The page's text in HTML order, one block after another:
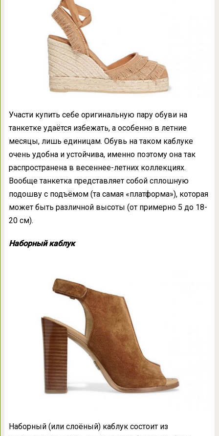
Участи купить себе оригинальную пару обуви на
танкетке удаётся избежать, а особенно в летние
месяцы, лишь единицам. Обувь на таком каблуке
очень удобна и устойчива, именно поэтому она так
распространена в весеннее-летних коллекциях.
Вообще танкетка представляет собой сплошную
подошву с подъёмом (та самая «платформа»), которая
может быть различной высоты (от примерно 5 до 18-
20 см).
Наборный каблук
Наборный (или слоёный) каблук состоит из